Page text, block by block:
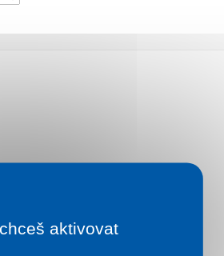
aktivovat